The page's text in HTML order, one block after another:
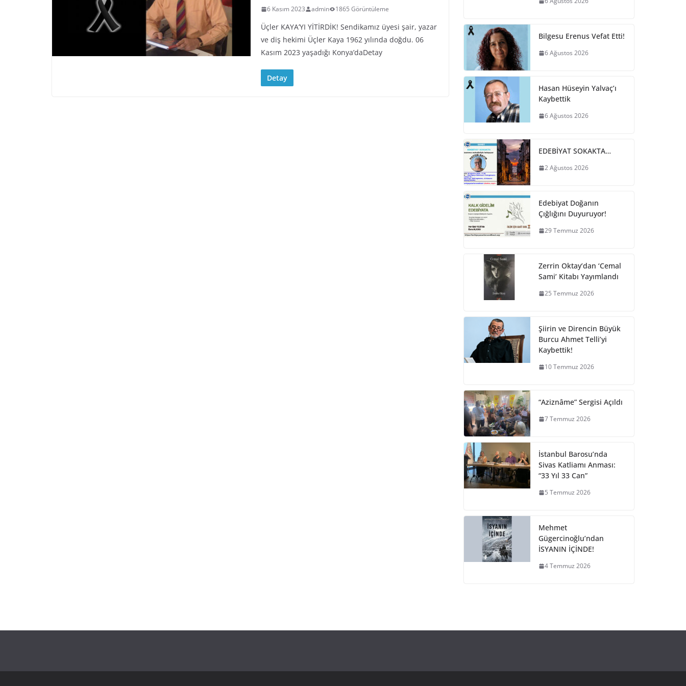
6 Kasım 2023 admin 1865 Görüntüleme
Üçler KAYA’YI YİTİRDİK! Sendikamız üyesi şair, yazar
ve diş hekimi Üçler Kaya 1962 yılında doğdu. 06
Kasım 2023 yaşadığı Konya’daDetay
Detay
Bilgesu Erenus Vefat Etti!
6 Ağustos 2026
Hasan Hüseyin Yalvaç’ı
Kaybettik
6 Ağustos 2026
EDEBİYAT SOKAKTA…
2 Ağustos 2026
Edebiyat Doğanın
Çığlığını Duyuruyor!
29 Temmuz 2026
Zerrin Oktay’dan ‘Cemal
Sami’ Kitabı Yayımlandı
25 Temmuz 2026
Şiirin ve Direncin Büyük
Burcu Ahmet Telli’yi
Kaybettik!
10 Temmuz 2026
“Aziznâme” Sergisi Açıldı
7 Temmuz 2026
İstanbul Barosu’nda
Sivas Katliamı Anması:
“33 Yıl 33 Can”
5 Temmuz 2026
Mehmet
Gügercinoğlu’ndan
İSYANIN İÇİNDE!
4 Temmuz 2026